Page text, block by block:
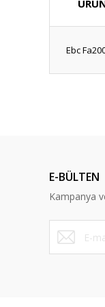
Ebc
Ürün
Bu
E-BÜLTEN
Kampanya